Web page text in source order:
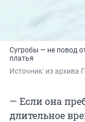
Сугробы — не повод
платья
Источник: из архива
— Если она
длительное